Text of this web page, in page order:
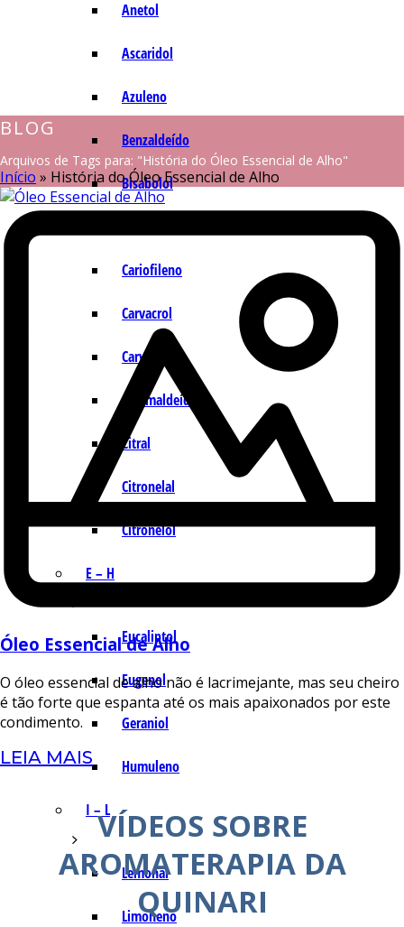
Anetol
Ascaridol
Azuleno
Benzaldeído
Bisabolol
Cariofileno
Carvacrol
Carvona
Cinamaldeído
Citral
Citronelal
Citronelol
E – H
Eucaliptol
Eugenol
Geraniol
Humuleno
I – L
Lemonal
Limoneno
BLOG
Arquivos de Tags para: "História do Óleo Essencial de Alho"
Início » História do Óleo Essencial de Alho
Óleo Essencial de Alho
O óleo essencial de alho não é lacrimejante, mas seu cheiro
é tão forte que espanta até os mais apaixonados por este
condimento.
LEIA MAIS
VÍDEOS SOBRE
AROMATERAPIA DA
QUINARI